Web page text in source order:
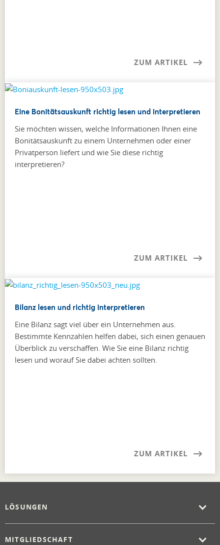
ZUM ARTIKEL
Eine Bonitätsauskunft richtig lesen und interpretieren
Sie möchten wissen, welche Informationen Ihnen eine
Bonitätsauskunft zu einem Unternehmen oder einer
Privatperson liefert und wie Sie diese richtig
interpretieren?
ZUM ARTIKEL
Bilanz lesen und richtig interpretieren
Eine Bilanz sagt viel über ein Unternehmen aus.
Bestimmte Kennzahlen helfen dabei, sich einen genauen
Überblick zu verschaffen. Wie Sie eine Bilanz richtig
lesen und worauf Sie dabei achten sollten.
ZUM ARTIKEL
LÖSUNGEN
MITGLIEDSCHAFT